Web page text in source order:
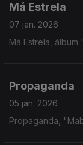
Má Estrela
07 jan. 2026
Má Estrela,
Propaganda
05 jan. 2026
Propaganda,